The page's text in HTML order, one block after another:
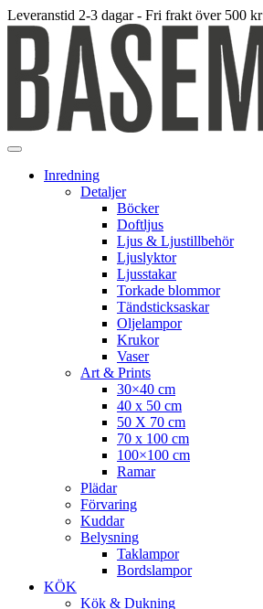
Leveranstid 2-3 dagar - Fri frakt över 500 kr
Inredning
Detaljer
Böcker
Doftljus
Ljus & Ljustillbehör
Ljuslyktor
Ljusstakar
Torkade blommor
Tändsticksaskar
Oljelampor
Krukor
Vaser
Art & Prints
30×40 cm
40 x 50 cm
50 X 70 cm
70 x 100 cm
100×100 cm
Ramar
Plädar
Förvaring
Kuddar
Belysning
Taklampor
Bordslampor
KÖK
Kök & Dukning